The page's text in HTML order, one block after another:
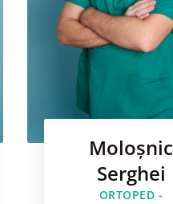
Moloşnic
Serghei
ORTOPED -